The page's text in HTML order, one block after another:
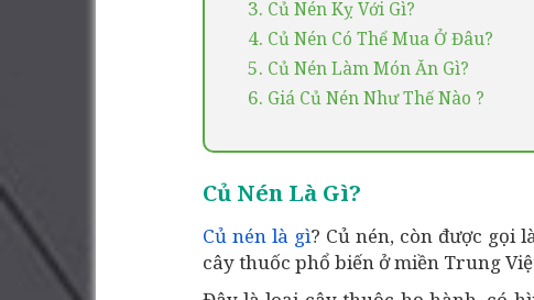
3. Củ Nén Kỵ Với Gì?
4. Củ Nén Có Thể Mua Ở Đâu?
5. Củ Nén Làm Món Ăn Gì?
6. Giá Củ Nén Như Thế Nào ?
Củ Nén Là Gì?
Củ nén là gì? Củ nén, còn được gọi
cây thuốc phổ biến ở miền Trung